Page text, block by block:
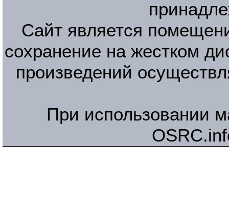
Сайт является
сохранение на жестком
произведений
При использовании